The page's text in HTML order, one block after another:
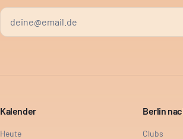
Kalender
Heute
Berlin
Clubs